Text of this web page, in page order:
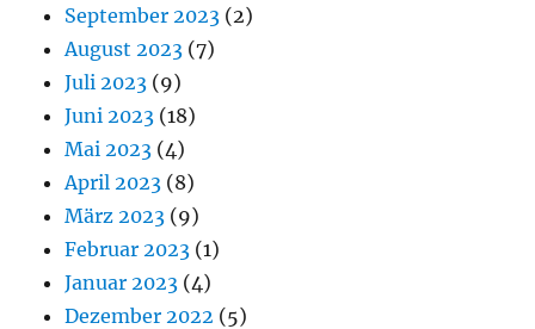
September 2023 (2)
August 2023 (7)
Juli 2023 (9)
Juni 2023 (18)
Mai 2023 (4)
April 2023 (8)
März 2023 (9)
Februar 2023 (1)
Januar 2023 (4)
Dezember 2022 (5)